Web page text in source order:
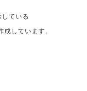
ている
成しています。